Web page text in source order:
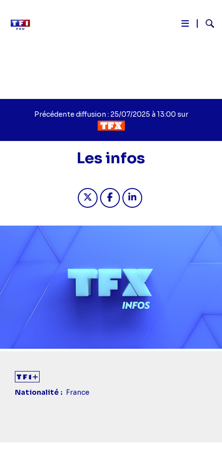
Précédente diffusion : 25/07/2025 à 13:00 sur
Les infos
Partager "Les infos - 2025" sur
Partager "Les infos - 2025"
Diaporama
Nationalité France